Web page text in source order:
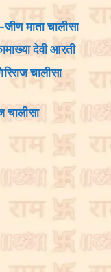
माता चालीसा
देवी आरती
चालीसा
चालीसा